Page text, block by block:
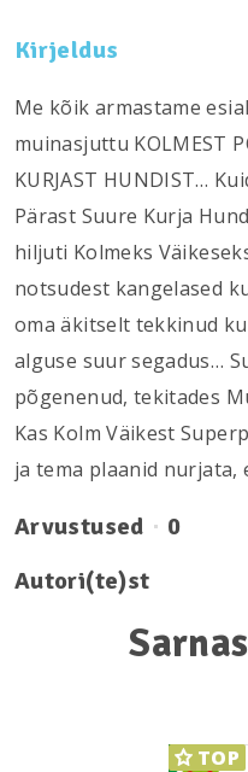
Kirjeldus
Me kõik armastame
muinasjuttu KOLMEST
KURJAST HUNDIST…
Pärast Suure Kurja
hiljuti Kolmeks
notsudest kangelased
oma äkitselt tekkinud
alguse suur segadus…
põgenenud, tekitades
Kas Kolm Väikest
ja tema plaanid nurjata,
Arvustused
0
Autori(te)st
TOP